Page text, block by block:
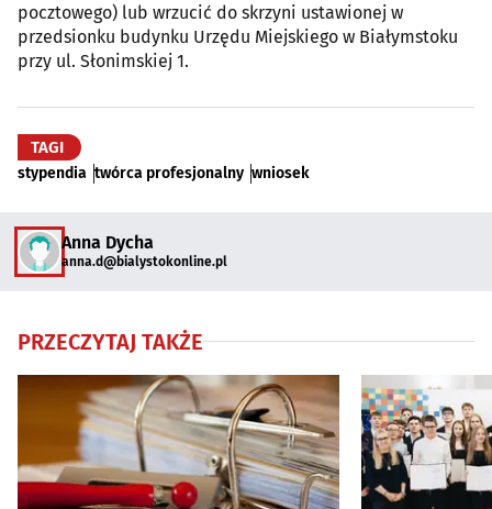
pocztowego) lub wrzucić do skrzyni ustawionej w
przedsionku budynku Urzędu Miejskiego w Białymstoku
przy ul. Słonimskiej 1.
TAGI
stypendia twórca profesjonalny wniosek
Anna Dycha
anna.d@bialystokonline.pl
PRZECZYTAJ TAKŻE